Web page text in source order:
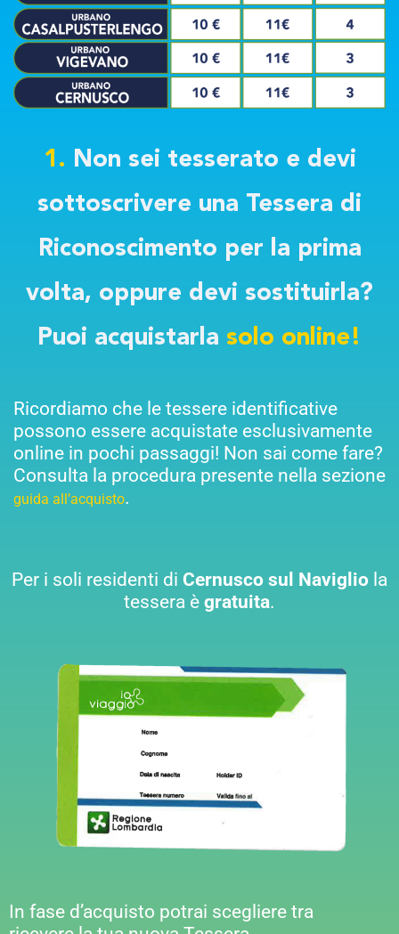
1. Non sei tesserato e devi
sottoscrivere una Tessera di
Riconoscimento per la prima
volta, oppure devi sostituirla?
Puoi acquistarla solo online!
Ricordiamo che le tessere identificative
possono essere acquistate esclusivamente
online in pochi passaggi! Non sai come fare?
Consulta la procedura presente nella sezione
guida all’acquisto.
Per i soli residenti di Cernusco sul Naviglio la
tessera è gratuita.
In fase d’acquisto potrai scegliere tra